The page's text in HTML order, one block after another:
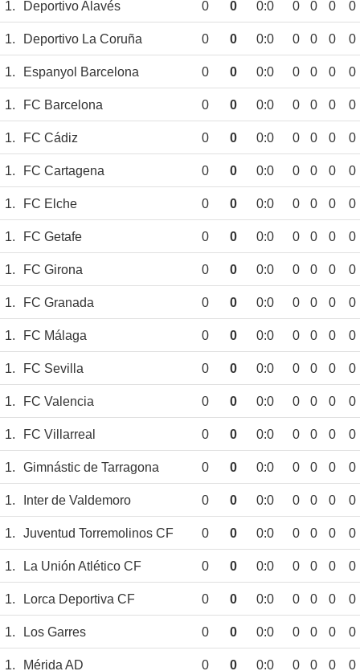
1. Deportivo Alavés 0 0 0:0 0 0 0 0
1. Deportivo La Coruña 0 0 0:0 0 0 0 0
1. Espanyol Barcelona 0 0 0:0 0 0 0 0
1. FC Barcelona 0 0 0:0 0 0 0 0
1. FC Cádiz 0 0 0:0 0 0 0 0
1. FC Cartagena 0 0 0:0 0 0 0 0
1. FC Elche 0 0 0:0 0 0 0 0
1. FC Getafe 0 0 0:0 0 0 0 0
1. FC Girona 0 0 0:0 0 0 0 0
1. FC Granada 0 0 0:0 0 0 0 0
1. FC Málaga 0 0 0:0 0 0 0 0
1. FC Sevilla 0 0 0:0 0 0 0 0
1. FC Valencia 0 0 0:0 0 0 0 0
1. FC Villarreal 0 0 0:0 0 0 0 0
1. Gimnástic de Tarragona 0 0 0:0 0 0 0 0
1. Inter de Valdemoro 0 0 0:0 0 0 0 0
1. Juventud Torremolinos CF 0 0 0:0 0 0 0 0
1. La Unión Atlético CF 0 0 0:0 0 0 0 0
1. Lorca Deportiva CF 0 0 0:0 0 0 0 0
1. Los Garres 0 0 0:0 0 0 0 0
1. Mérida AD 0 0 0:0 0 0 0 0